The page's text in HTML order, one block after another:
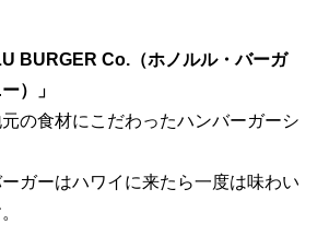
BURGER Co.（ホノルル・バーガ
）」
の⾷材にこだわったハンバーガーシ
ガーはハワイに来たら一度は味わい